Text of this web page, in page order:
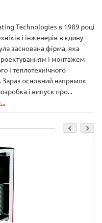
Technologies в 1989 році
і інженерів в єдину
заснована фірма, яка
і монтажем
і теплотехнічного
Зараз основний напрямок
і випуск про...